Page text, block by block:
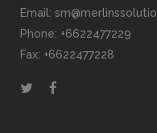
Email:
Phone: +6622477229
Fax: +6622477228